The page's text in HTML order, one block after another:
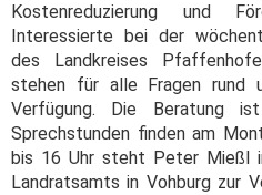
Kostenreduzierung und
Interessierte bei der
des Landkreises
stehen für alle Fragen rund
Verfügung. Die Beratung
Sprechstunden finden am
bis 16 Uhr steht Peter Mießl
Landratsamts in Vohburg zur